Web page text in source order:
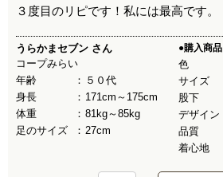
３度目のリピです！私には最高です。
うらかまセブン さん
コープみらい
年齢
５０代
身長
171cm～175cm
体重
81kg～85kg
足のサイズ
27cm
●購入商品
色
サイズ
股下
デザイン
品質
着心地